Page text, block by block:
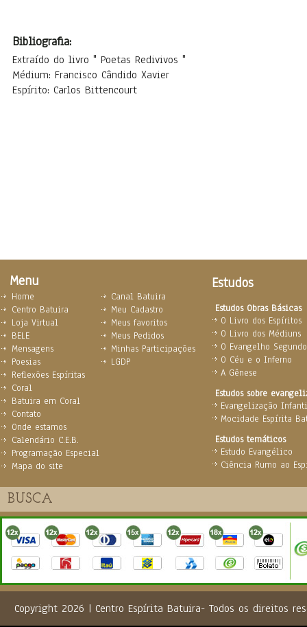
Bibliografia:
Extraído do livro " Poetas Redivivos "
Médium: Francisco Cândido Xavier
Espírito: Carlos Bittencourt
Menu Estudos
Estudos Obras Básicas
O Livro dos Espíritos
O Livro dos Médiuns
O Evangelho
O Céu e o Inferno
A Gênese
Estudos sobre
Evangelização
Mocidade Espírita
Estudos temáticos
Estudo Evangélico
Ciência Rumo ao
Home
Centro Batuira
Loja Virtual
BELE
Mensagens
Poesias
Reflexões Espíritas
Coral
Batuira em Coral
Contato
Onde estamos
Calendário C.E.B.
Programação Especial
Mapa do site
Canal Batuira
Meu Cadastro
Meus favoritos
Meus Pedidos
Minhas Participações
LGDP
Copyright 2026 | Centro Espírita Batuira- Todos os